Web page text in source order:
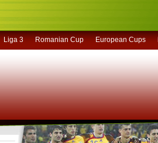
Liga 3 Romanian Cup European Cups